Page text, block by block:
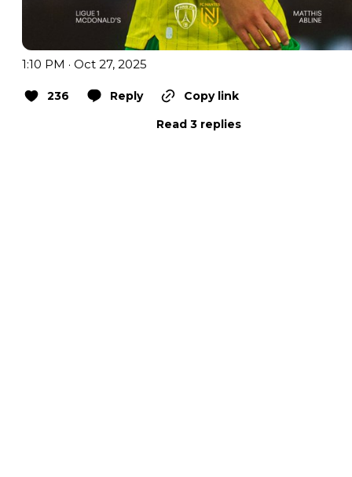
1:10 PM · Oct 27, 2025
236 Reply
Copy link
Read 3 replies